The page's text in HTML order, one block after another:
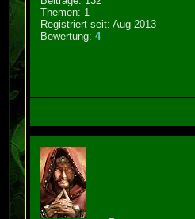
Themen: 1
Registriert seit: Aug 2013
Bewertung:4